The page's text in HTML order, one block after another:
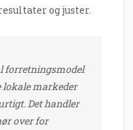
og juster.
forretningsmodel
markeder
Det handler
over for